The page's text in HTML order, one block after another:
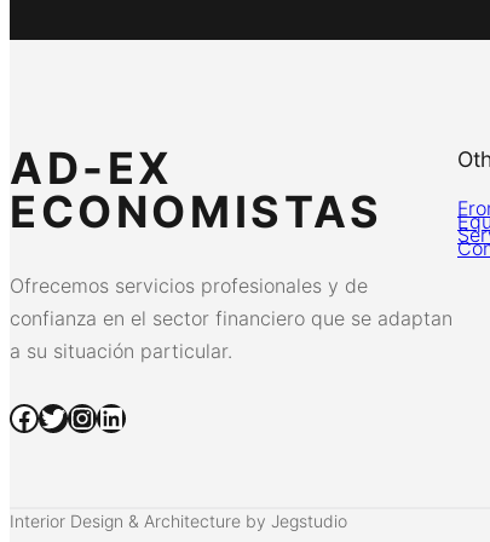
AD-EX
ECONOMISTAS
Ofrecemos servicios profesionales y de
confianza en el sector financiero que se adaptan
a su situación particular.
Facebook Twitter InstagramLinkedIn
Interior Design & Architecture by Jegstudio